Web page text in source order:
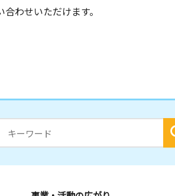
わせいただけます。